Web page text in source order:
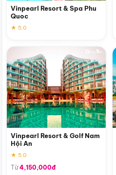
Vinpearl Resort & Spa Phu
Quoc
★ 5.0
Vinpearl Resort & Golf Nam
Hội An
★ 5.0
Từ4,150,000đ